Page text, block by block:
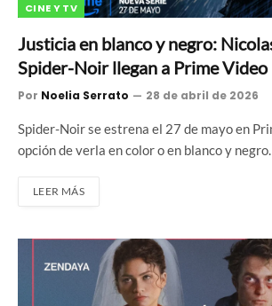
CINE Y TV
Justicia en blanco y negro:
Spider-Noir llegan a Prime Video
Por Noelia Serrato 28 de abril de 2026
Spider-Noir se estrena el 27 de mayo en
opción de verla en color o en blanco y negro.
LEER MÁS